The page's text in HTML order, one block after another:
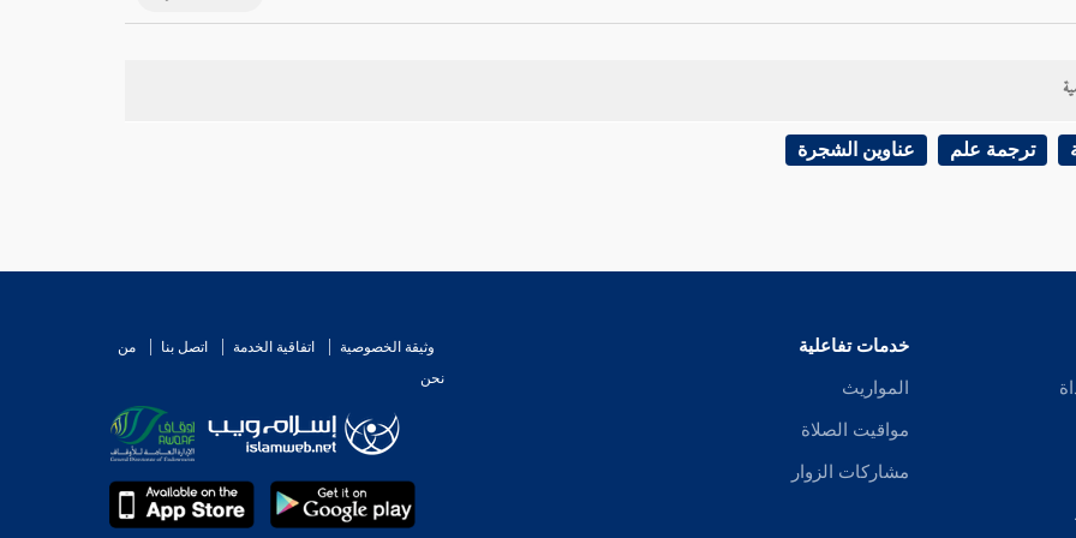
ترجمة علم عناوين الشجرة
خدمات تفاعلية
المواريث
مواقيت الصلاة
مشاركات الزوار
وثيقة الخصوصية اتفاقية الخدمة اتصل بنا
من
نحن